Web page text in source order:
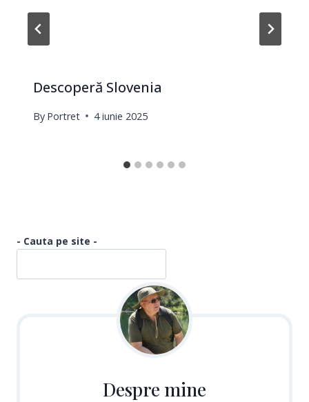
Descoperă Slovenia
By Portret 4 iunie 2025
- Cauta pe site -
Despre mine